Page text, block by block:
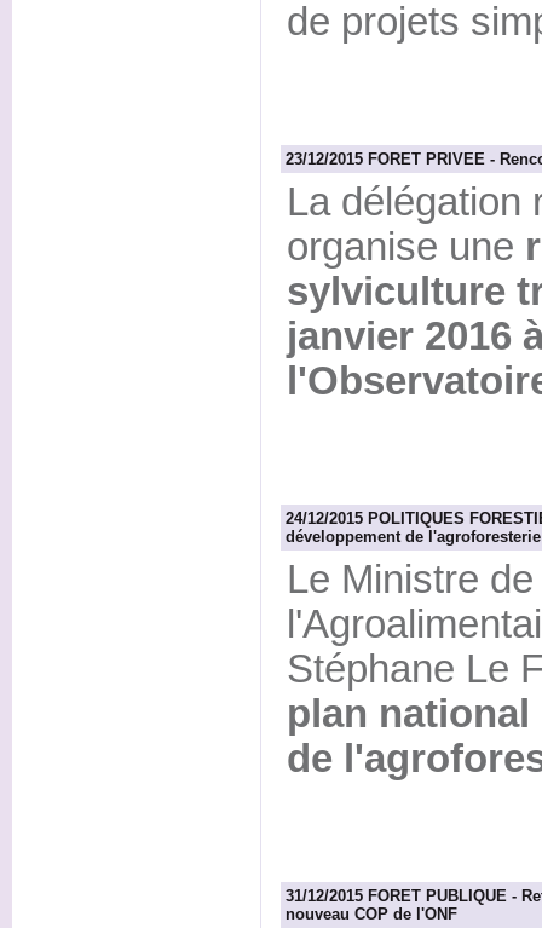
de projets
23/12/2015 FORET PRIVEE -
La délégation
organise une
sylviculture
janvier 2016
24/12/2015 POLITIQUES
développement de l'agroforesterie
Le Ministre
Stéphane Le
plan national
de
31/12/2015 FORET PUBLIQUE -
nouveau COP de l'ONF